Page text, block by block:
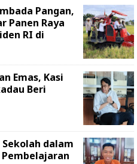
Pangan,
Panen Raya
RI di
Emas, Kasi
Beri
dalam